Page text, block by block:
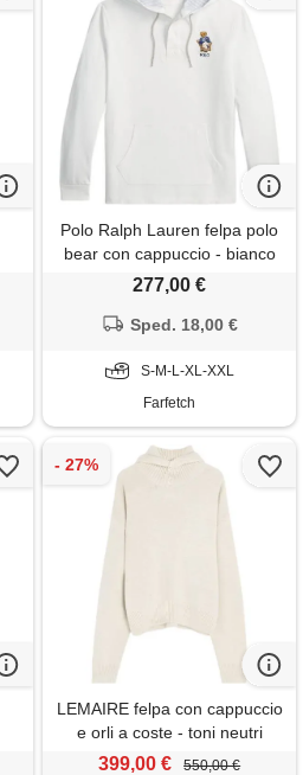
Polo Ralph Lauren felpa polo
bear con cappuccio - bianco
277,00 €
Sped. 18,00 €
S-M-L-XL-XXL
Farfetch
LEMAIRE felpa con cappuccio
e orli a coste - toni neutri
399,00 € 550,00 €